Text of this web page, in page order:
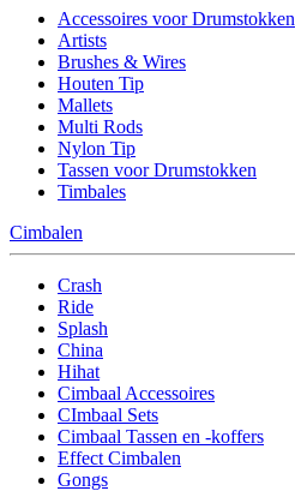
Accessoires voor Drumstokken
Artists
Brushes & Wires
Houten Tip
Mallets
Multi Rods
Nylon Tip
Tassen voor Drumstokken
Timbales
Cimbalen
Crash
Ride
Splash
China
Hihat
Cimbaal Accessoires
CImbaal Sets
Cimbaal Tassen en -koffers
Effect Cimbalen
Gongs